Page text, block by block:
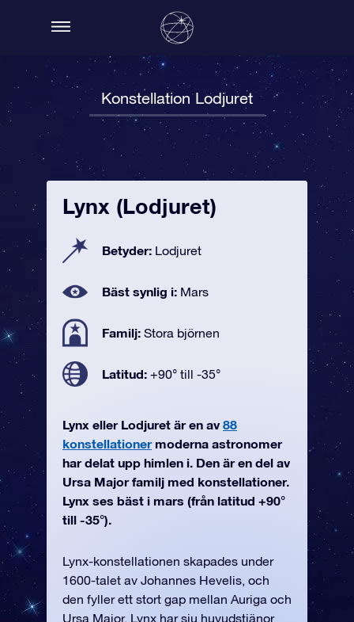
Konstellation Lodjuret
Lynx (Lodjuret)
Betyder: Lodjuret
Bäst synlig i: Mars
Familj: Stora björnen
Latitud: +90° till -35°
Lynx eller Lodjuret är en av 88
konstellationermoderna astronomer
har delat upp himlen i. Den är en del av
Ursa Major familj med konstellationer.
Lynx ses bäst i mars (från latitud +90°
till -35°).
Lynx-konstellationen skapades under
1600-talet av Johannes Hevelis, och
den fyller ett stort gap mellan Auriga och
Ursa Major. Lynx har sju huvudstjänor